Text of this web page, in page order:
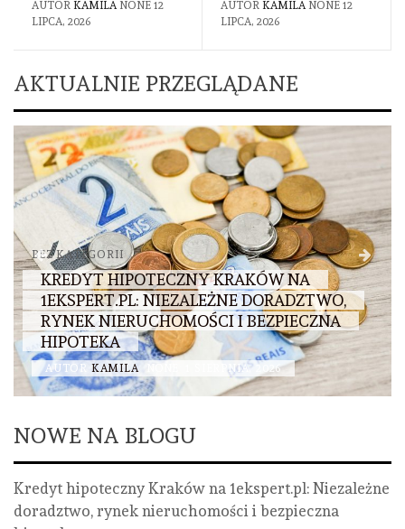
AUTOR KAMILA NONE 12
LIPCA, 2026
AUTOR KAMILA NONE 12
LIPCA, 2026
AKTUALNIE PRZEGLĄDANE
BEZ KATEGORII
KREDYT HIPOTECZNY KRAKÓW NA
1EKSPERT.PL: NIEZALEŻNE DORADZTWO,
RYNEK NIERUCHOMOŚCI I BEZPIECZNA
HIPOTEKA
AUTOR KAMILA 1 SIERPNIA, 2026
NOWE NA BLOGU
Kredyt hipoteczny Kraków na 1ekspert.pl: Niezależne
doradztwo, rynek nieruchomości i bezpieczna